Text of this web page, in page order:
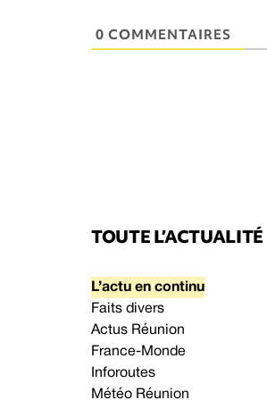
0 COMMENTAIRES
TOUTE L’ACTUALITÉ
L’actu en continu
Faits divers
Actus Réunion
France-Monde
Inforoutes
Météo Réunion